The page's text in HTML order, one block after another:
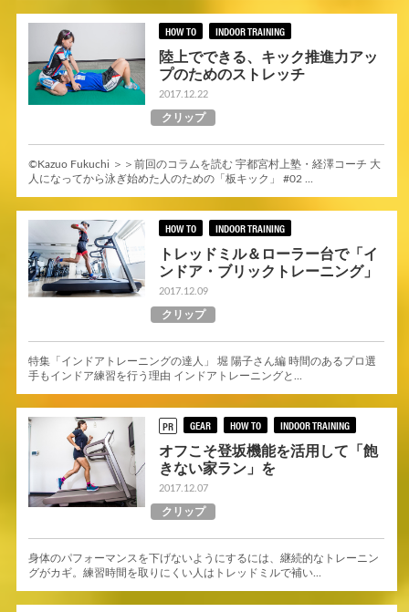
HOW TO INDOOR TRAINING
陸上でできる、キック推進力アッ
プのためのストレッチ
2017.12.22
クリップ
©Kazuo Fukuchi ＞＞前回のコラムを読む 宇都宮村上塾・経澤コーチ 大
人になってから泳ぎ始めた人のための「板キック」 #02 ...
HOW TO INDOOR TRAINING
トレッドミル＆ローラー台で「イ
ンドア・ブリックトレーニング」
2017.12.09
クリップ
特集「インドアトレーニングの達人」 堀 陽子さん編 時間のあるプロ選
手もインドア練習を行う理由 インドアトレーニングと...
PR GEAR HOW TO INDOOR TRAINING
オフこそ登坂機能を活用して「飽
きない家ラン」を
2017.12.07
クリップ
身体のパフォーマンスを下げないようにするには、継続的なトレーニン
グがカギ。練習時間を取りにくい人はトレッドミルで補い...